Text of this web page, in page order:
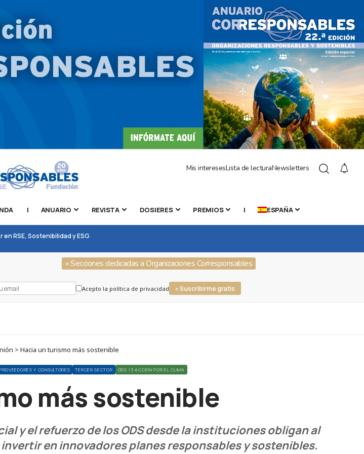
Mis interesesLista de lecturaNewsletters
| ANUARIO REVISTA DOSIERES PREMIOS | ESPAÑA
RSE, Sostenibilidad y ESG
» Secciones dedicadas a Organizaciones Corresponsables
Acepto la política de privacidad » Suscribirme gratis
> Hacia un turismo más sostenible
PROVEEDORES Y CONSULTORES TERCER SECTOR ODS 13 ACCIÓN POR EL CLIMA
más sostenible
y el refuerzo de los ODS desde la instituciones obligan al
en innovadores planes responsables y sostenibles.